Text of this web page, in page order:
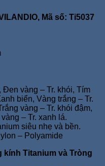
Mã số: Ti5037
Đen vàng – Tr. khói, Tím
biển, Vàng trắng – Tr.
vàng – Tr. khói đậm,
– Tr. xanh lá.
siêu nhẹ và bền.
– Polyamide
Titanium và Tròng